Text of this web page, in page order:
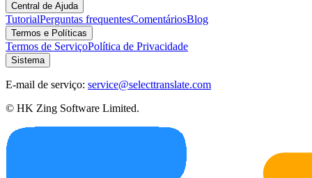
Central de Ajuda
TutorialPerguntas frequentesComentáriosBlog
Termos e Políticas
Termos de ServiçoPolítica de Privacidade
Sistema
E-mail de serviço: service@selecttranslate.com
© HK Zing Software Limited.